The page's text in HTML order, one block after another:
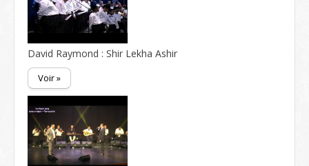
David Raymond : Shir Lekha Ashir
Voir »